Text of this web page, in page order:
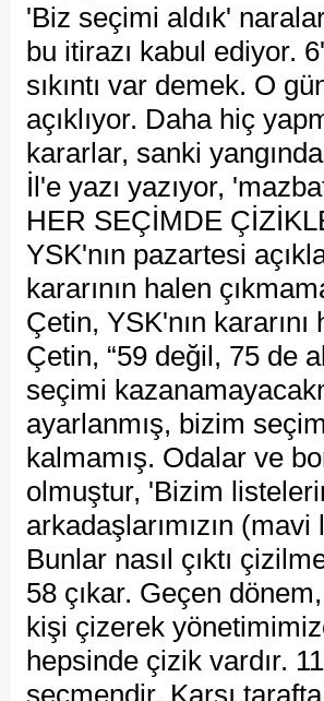
'Biz seçimi aldık'
bu itirazı kabul ediyor.
sıkıntı var demek. O
açıklıyor. Daha hiç
kararlar, sanki
İl'e yazı yazıyor,
HER SEÇİMDE
YSK'nın pazartesi
kararının halen
Çetin, YSK'nın
Çetin, “59 değil, 75 de
seçimi
ayarlanmış, bizim
kalmamış. Odalar ve
olmuştur, 'Bizim
arkadaşlarımızın
Bunlar nasıl çıktı
58 çıkar. Geçen
kişi çizerek
hepsinde çizik vardır.
seçmendir. Karşı